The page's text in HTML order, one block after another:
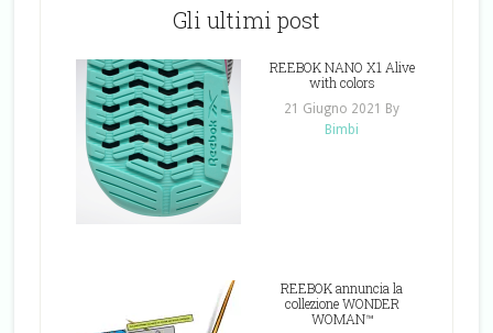
Gli ultimi post
REEBOK NANO X1 Alive
with colors
21 Giugno 2021
By
Bimbi
REEBOK annuncia la
collezione WONDER
WOMAN™